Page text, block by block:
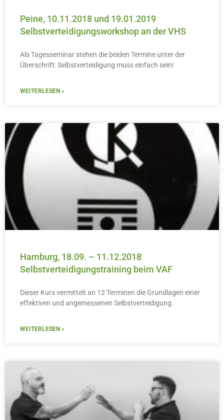
Peine, 10.11.2018 und 19.01.2019
Selbstverteidigungsworkshop an der VHS
Als Tagesseminar stehen die beiden Termine unter der
Überschrift: Selbstverteidigung muss einfach sein!
WEITERLESEN »
Hamburg, 18.09. – 11.12.2018
Selbstverteidigungstraining beim VAF
Dieser Kurs vermittelt an 12 Terminen die Grundlagen einer
effektiven und angemessenen Selbstverteidigung.
WEITERLESEN »